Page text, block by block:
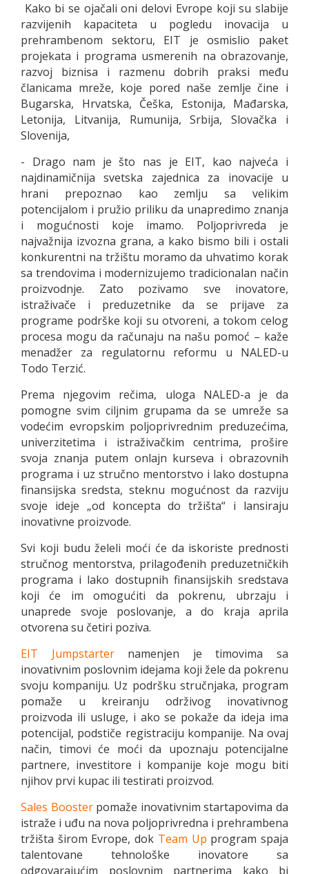
Kako bi se ojačali oni delovi Evrope koji su slabije
razvijenih kapaciteta u pogledu inovacija u
prehrambenom sektoru, EIT je osmislio paket
projekata i programa usmerenih na obrazovanje,
razvoj biznisa i razmenu dobrih praksi među
članicama mreže, koje pored naše zemlje čine i
Bugarska, Hrvatska, Češka, Estonija, Mađarska,
Letonija, Litvanija, Rumunija, Srbija, Slovačka i
Slovenija,
- Drago nam je što nas je EIT, kao najveća i
najdinamičnija svetska zajednica za inovacije u
hrani prepoznao kao zemlju sa velikim
potencijalom i pružio priliku da unapredimo znanja
i mogućnosti koje imamo. Poljoprivreda je
najvažnija izvozna grana, a kako bismo bili i ostali
konkurentni na tržištu moramo da uhvatimo korak
sa trendovima i modernizujemo tradicionalan način
proizvodnje. Zato pozivamo sve inovatore,
istraživače i preduzetnike da se prijave za
programe podrške koji su otvoreni, a tokom celog
procesa mogu da računaju na našu pomoć – kaže
menadžer za regulatornu reformu u NALED-u
Todo Terzić.
Prema njegovim rečima, uloga NALED-a je da
pomogne svim ciljnim grupama da se umreže sa
vodećim evropskim poljoprivrednim preduzećima,
univerzitetima i istraživačkim centrima, prošire
svoja znanja putem onlajn kurseva i obrazovnih
programa i uz stručno mentorstvo i lako dostupna
finansijska sredsta, steknu mogućnost da razviju
svoje ideje „od koncepta do tržišta“ i lansiraju
inovativne proizvode.
Svi koji budu želeli moći će da iskoriste prednosti
stručnog mentorstva, prilagođenih preduzetničkih
programa i lako dostupnih finansijskih sredstava
koji će im omogućiti da pokrenu, ubrzaju i
unaprede svoje poslovanje, a do kraja aprila
otvorena su četiri poziva.
EIT Jumpstarternamenjen je timovima sa
inovativnim poslovnim idejama koji žele da pokrenu
svoju kompaniju. Uz podršku stručnjaka, program
pomaže u kreiranju održivog inovativnog
proizvoda ili usluge, i ako se pokaže da ideja ima
potencijal, podstiče registraciju kompanije. Na ovaj
način, timovi će moći da upoznaju potencijalne
partnere, investitore i kompanije koje mogu biti
njihov prvi kupac ili testirati proizvod.
Sales Boosterpomaže inovativnim startapovima da
istraže i uđu na nova poljoprivredna i prehrambena
tržišta širom Evrope, dok Team Up program spaja
talentovane tehnološke inovatore sa
odgovarajućim poslovnim partnerima kako bi